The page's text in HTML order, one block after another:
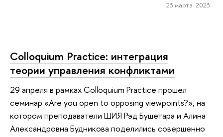
23 марта 2023
Colloquium Practice: интеграция
теории управления конфликтами
29 апреля в рамках Colloquium Practice прошел
семинар «Are you open to opposing viewpoints?», на
котором преподаватели ШИЯ Рэд Бушетара и Алина
Александровна Будникова поделились совершенно